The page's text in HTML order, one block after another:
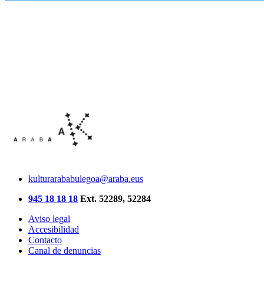
kulturarababulegoa@araba.eus
945 18 18 18 Ext. 52289, 52284
Aviso legal
Accesibilidad
Contacto
Canal de denuncias